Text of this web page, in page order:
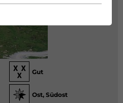
Gut
Ost, Südost